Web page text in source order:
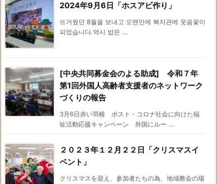
2024年9月6日「ホスアビ作り」
뜨거웠던 8월을 보내고 오랜만에 복지관에 웃음꽃이
피었습니다.역시 밥은 ...
[中央共同募金会のよる助成] 令和７年
第1回外国人高齢者支援者のネットワーク
づくりの報告
3月6日赤い羽根 ポスト・コロナ社会に向けた福
祉活動応援キャンペーン 外国にルー ...
２０２３年１２月２２日「クリスマスイ
ベント」
クリスマスを迎え、参加者たちの為、地域教会の場